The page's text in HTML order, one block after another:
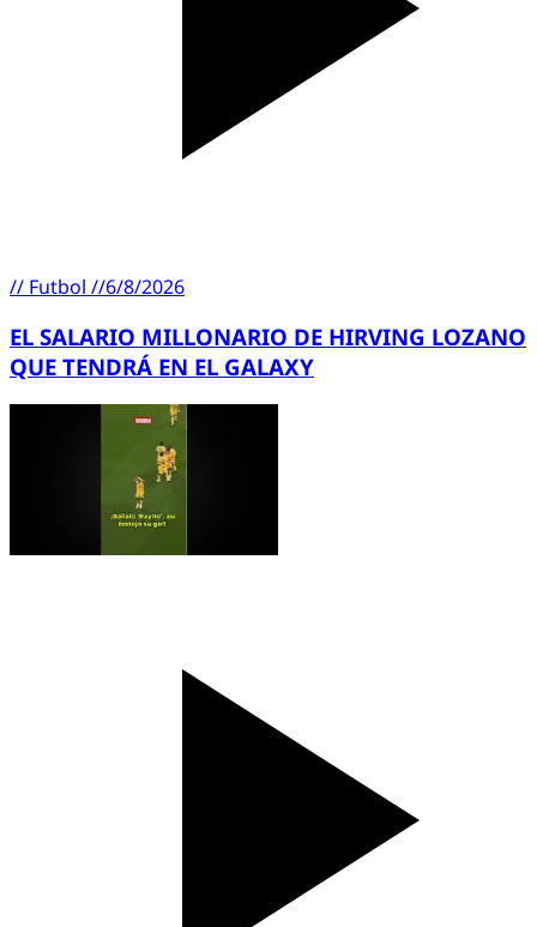
// Futbol //6/8/2026
EL SALARIO MILLONARIO DE HIRVING LOZANO
QUE TENDRÁ EN EL GALAXY